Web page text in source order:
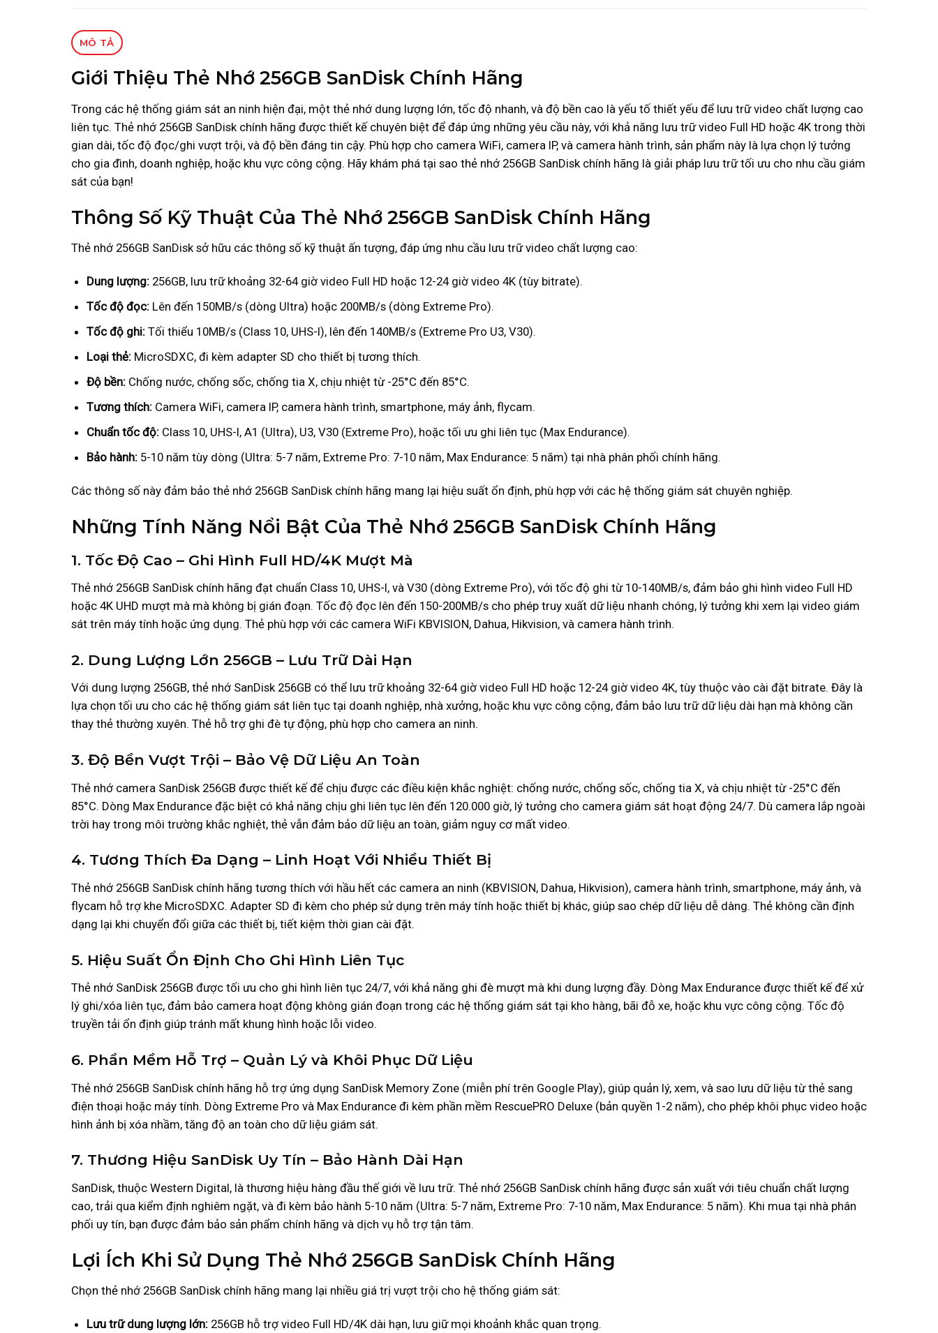
MÔ TẢ
Giới Thiệu Thẻ Nhớ 256GB SanDisk Chính Hãng
Trong các hệ thống giám sát an ninh hiện đại, một thẻ nhớ dung lượng lớn, tốc độ nhanh, và độ bền cao là yếu tố thiết yếu để lưu trữ video chất lượng cao
liên tục. Thẻ nhớ 256GB SanDisk chính hãng được thiết kế chuyên biệt để đáp ứng những yêu cầu này, với khả năng lưu trữ video Full HD hoặc 4K trong thời
gian dài, tốc độ đọc/ghi vượt trội, và độ bền đáng tin cậy. Phù hợp cho camera WiFi, camera IP, và camera hành trình, sản phẩm này là lựa chọn lý tưởng
cho gia đình, doanh nghiệp, hoặc khu vực công cộng. Hãy khám phá tại sao thẻ nhớ 256GB SanDisk chính hãng là giải pháp lưu trữ tối ưu cho nhu cầu giám
sát của bạn!
Thông Số Kỹ Thuật Của Thẻ Nhớ 256GB SanDisk Chính Hãng
Thẻ nhớ 256GB SanDisk sở hữu các thông số kỹ thuật ấn tượng, đáp ứng nhu cầu lưu trữ video chất lượng cao:
Dung lượng:256GB, lưu trữ khoảng 32-64 giờ video Full HD hoặc 12-24 giờ video 4K (tùy bitrate).
Tốc độ đọc:Lên đến 150MB/s (dòng Ultra) hoặc 200MB/s (dòng Extreme Pro).
Tốc độ ghi:Tối thiểu 10MB/s (Class 10, UHS-I), lên đến 140MB/s (Extreme Pro U3, V30).
Loại thẻ:MicroSDXC, đi kèm adapter SD cho thiết bị tương thích.
Độ bền:Chống nước, chống sốc, chống tia X, chịu nhiệt từ -25°C đến 85°C.
Tương thích:Camera WiFi, camera IP, camera hành trình, smartphone, máy ảnh, flycam.
Chuẩn tốc độ:Class 10, UHS-I, A1 (Ultra), U3, V30 (Extreme Pro), hoặc tối ưu ghi liên tục (Max Endurance).
Bảo hành:5-10 năm tùy dòng (Ultra: 5-7 năm, Extreme Pro: 7-10 năm, Max Endurance: 5 năm) tại nhà phân phối chính hãng.
Các thông số này đảm bảo thẻ nhớ 256GB SanDisk chính hãng mang lại hiệu suất ổn định, phù hợp với các hệ thống giám sát chuyên nghiệp.
Những Tính Năng Nổi Bật Của Thẻ Nhớ 256GB SanDisk Chính Hãng
1. Tốc Độ Cao – Ghi Hình Full HD/4K Mượt Mà
Thẻ nhớ 256GB SanDisk chính hãng đạt chuẩn Class 10, UHS-I, và V30 (dòng Extreme Pro), với tốc độ ghi từ 10-140MB/s, đảm bảo ghi hình video Full HD
hoặc 4K UHD mượt mà mà không bị gián đoạn. Tốc độ đọc lên đến 150-200MB/s cho phép truy xuất dữ liệu nhanh chóng, lý tưởng khi xem lại video giám
sát trên máy tính hoặc ứng dụng. Thẻ phù hợp với các camera WiFi KBVISION, Dahua, Hikvision, và camera hành trình.
2. Dung Lượng Lớn 256GB – Lưu Trữ Dài Hạn
Với dung lượng 256GB, thẻ nhớ SanDisk 256GB có thể lưu trữ khoảng 32-64 giờ video Full HD hoặc 12-24 giờ video 4K, tùy thuộc vào cài đặt bitrate. Đây là
lựa chọn tối ưu cho các hệ thống giám sát liên tục tại doanh nghiệp, nhà xưởng, hoặc khu vực công cộng, đảm bảo lưu trữ dữ liệu dài hạn mà không cần
thay thẻ thường xuyên. Thẻ hỗ trợ ghi đè tự động, phù hợp cho camera an ninh.
3. Độ Bền Vượt Trội – Bảo Vệ Dữ Liệu An Toàn
Thẻ nhớ camera SanDisk 256GB được thiết kế để chịu được các điều kiện khắc nghiệt: chống nước, chống sốc, chống tia X, và chịu nhiệt từ -25°C đến
85°C. Dòng Max Endurance đặc biệt có khả năng chịu ghi liên tục lên đến 120.000 giờ, lý tưởng cho camera giám sát hoạt động 24/7. Dù camera lắp ngoài
trời hay trong môi trường khắc nghiệt, thẻ vẫn đảm bảo dữ liệu an toàn, giảm nguy cơ mất video.
4. Tương Thích Đa Dạng – Linh Hoạt Với Nhiều Thiết Bị
Thẻ nhớ 256GB SanDisk chính hãng tương thích với hầu hết các camera an ninh (KBVISION, Dahua, Hikvision), camera hành trình, smartphone, máy ảnh, và
flycam hỗ trợ khe MicroSDXC. Adapter SD đi kèm cho phép sử dụng trên máy tính hoặc thiết bị khác, giúp sao chép dữ liệu dễ dàng. Thẻ không cần định
dạng lại khi chuyển đổi giữa các thiết bị, tiết kiệm thời gian cài đặt.
5. Hiệu Suất Ổn Định Cho Ghi Hình Liên Tục
Thẻ nhớ SanDisk 256GB được tối ưu cho ghi hình liên tục 24/7, với khả năng ghi đè mượt mà khi dung lượng đầy. Dòng Max Endurance được thiết kế để xử
lý ghi/xóa liên tục, đảm bảo camera hoạt động không gián đoạn trong các hệ thống giám sát tại kho hàng, bãi đỗ xe, hoặc khu vực công cộng. Tốc độ
truyền tải ổn định giúp tránh mất khung hình hoặc lỗi video.
6. Phần Mềm Hỗ Trợ – Quản Lý và Khôi Phục Dữ Liệu
Thẻ nhớ 256GB SanDisk chính hãng hỗ trợ ứng dụng SanDisk Memory Zone (miễn phí trên Google Play), giúp quản lý, xem, và sao lưu dữ liệu từ thẻ sang
điện thoại hoặc máy tính. Dòng Extreme Pro và Max Endurance đi kèm phần mềm RescuePRO Deluxe (bản quyền 1-2 năm), cho phép khôi phục video hoặc
hình ảnh bị xóa nhầm, tăng độ an toàn cho dữ liệu giám sát.
7. Thương Hiệu SanDisk Uy Tín – Bảo Hành Dài Hạn
SanDisk, thuộc Western Digital, là thương hiệu hàng đầu thế giới về lưu trữ. Thẻ nhớ 256GB SanDisk chính hãng được sản xuất với tiêu chuẩn chất lượng
cao, trải qua kiểm định nghiêm ngặt, và đi kèm bảo hành 5-10 năm (Ultra: 5-7 năm, Extreme Pro: 7-10 năm, Max Endurance: 5 năm). Khi mua tại nhà phân
phối uy tín, bạn được đảm bảo sản phẩm chính hãng và dịch vụ hỗ trợ tận tâm.
Lợi Ích Khi Sử Dụng Thẻ Nhớ 256GB SanDisk Chính Hãng
Chọn thẻ nhớ 256GB SanDisk chính hãng mang lại nhiều giá trị vượt trội cho hệ thống giám sát:
Lưu trữ dung lượng lớn:256GB hỗ trợ video Full HD/4K dài hạn, lưu giữ mọi khoảnh khắc quan trọng.